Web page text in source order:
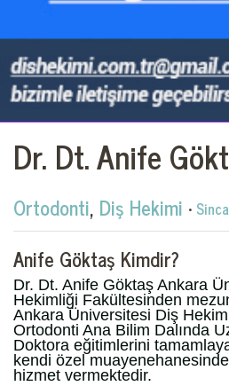
Dr. Dt. Anife
Ortodonti, Diş Hekimi •
Anife Göktaş Kimdir?
Dr. Dt. Anife Göktaş Ankara
Hekimliği Fakültesinden
Ankara Üniversitesi Diş
Ortodonti Ana Bilim Dalında
Doktora eğitimlerini
kendi özel
hizmet vermektedir.